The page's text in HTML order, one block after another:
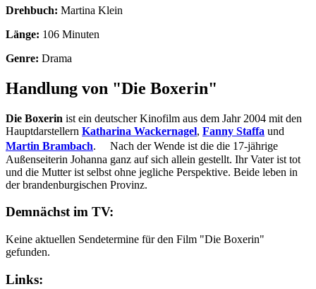
Drehbuch: Martina Klein
Länge: 106 Minuten
Genre: Drama
Handlung von "Die Boxerin"
Die Boxerin ist ein deutscher Kinofilm aus dem Jahr 2004 mit den
Hauptdarstellern Katharina Wackernagel, Fanny Staffa und
Martin Brambach. Nach der Wende ist die die 17-jährige
Außenseiterin Johanna ganz auf sich allein gestellt. Ihr Vater ist tot
und die Mutter ist selbst ohne jegliche Perspektive. Beide leben in
der brandenburgischen Provinz.
Demnächst im TV:
Keine aktuellen Sendetermine für den Film "Die Boxerin"
gefunden.
Links: